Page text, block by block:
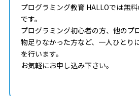
プログラミング教育 HALLOでは無
です。
プログラミング初心者の方、他のプ
物足りなかった方など、一人ひとり
を行います。
お気軽にお申し込み下さい。